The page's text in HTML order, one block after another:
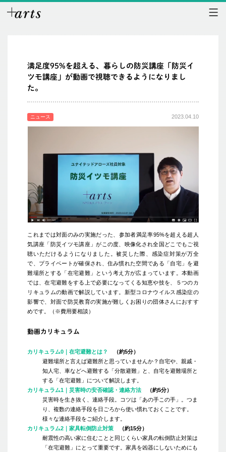
満足度95%を超える、暮らしの防災講座「防災イ
ツモ講座」が動画で視聴できるようになりまし
た。
ニュース 2023.04.10
これまでは対面のみの実施だった、参加者満足率95%を超える超人
気講座「防災イツモ講座」がこの度、映像化され全国どこでもご視
聴いただけるようになりました。被災した際、感染症対策が万全
で、プライベートが確保され、住み慣れた空間である「自宅」を避
難場所とする「在宅避難」という考え方が広まっています。本動画
では、在宅避難をする上で必要になってくる知恵や技を、５つのカ
リキュラムの動画で解説しています。新型コロナウイルス感染症の
影響で、対面で防災教育の実施が難しくお困りの団体さんにおすす
めです。（※費用要相談）
動画カリキュラム
カリキュラム0｜在宅避難とは？
（約5分）
避難場所と言えば避難所と思っていませんか？自宅や、親戚・
知人宅、車などへ避難する「分散避難」と、自宅を避難場所と
する「在宅避難」について解説します。
カリキュラム1｜災害時の安否確認・連絡方法 （約5分）
災害時を生き抜く、連絡手段。コツは「あの手この手」。つま
り、複数の連絡手段を日ごろから使い慣れておくことです。
様々な連絡手段をご紹介します。
カリキュラム2｜家具転倒防止対策 （約15分）
耐震性の高い家に住むことと同じくらい家具の転倒防止対策は
「在宅避難」にとって重要です。家具を凶器にしないためにも